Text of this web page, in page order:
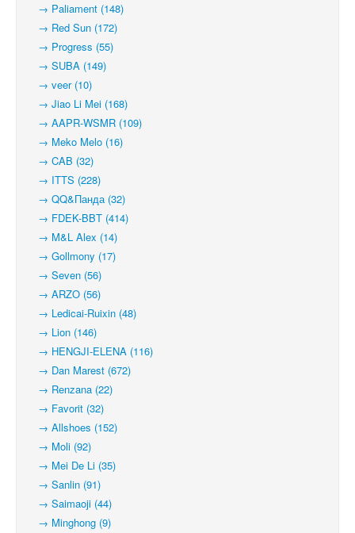
→ Paliament (148)
→ Red Sun (172)
→ Progress (55)
→ SUBA (149)
→ veer (10)
→ Jiao Li Mei (168)
→ AAPR-WSMR (109)
→ Meko Melo (16)
→ CAB (32)
→ ITTS (228)
→ QQ&Панда (32)
→ FDEK-BBT (414)
→ M&L Alex (14)
→ Gollmony (17)
→ Seven (56)
→ ARZO (56)
→ Ledicai-Ruixin (48)
→ Lion (146)
→ HENGJI-ELENA (116)
→ Dan Marest (672)
→ Renzana (22)
→ Favorit (32)
→ Allshoes (152)
→ Moli (92)
→ Mei De Li (35)
→ Sanlin (91)
→ Saimaoji (44)
→ Minghong (9)